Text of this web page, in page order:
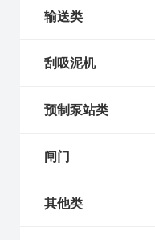
输送类
刮吸泥机
预制泵站类
闸门
其他类